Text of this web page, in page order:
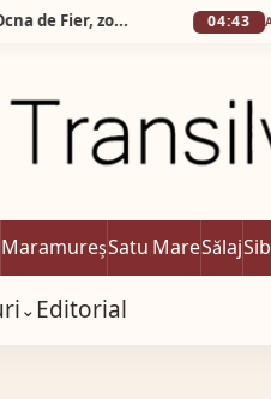
Silva Logistic Services. Munții Dognecei, Vârful Culmea Poeții, Ocna de Fier, zone desprinse dintr-o poveste în care timpul a uitat să mai grabească pașii oamenilor. 04:43 ALBA
MaramureșSatu MareSălaj
⌄Editorial